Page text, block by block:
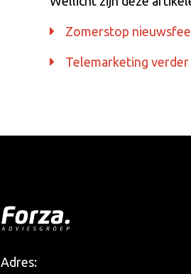
Zomerstop
Telemarketing
Adres: